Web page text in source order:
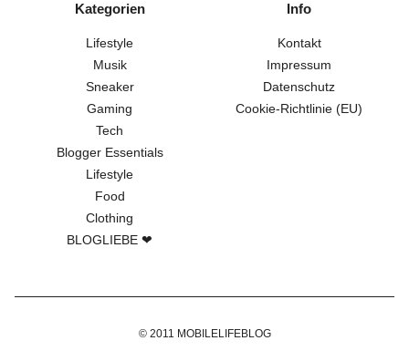
Kategorien
Lifestyle
Musik
Sneaker
Gaming
Tech
Blogger Essentials
Lifestyle
Food
Clothing
BLOGLIEBE ❤
Info
Kontakt
Impressum
Datenschutz
Cookie-Richtlinie (EU)
© 2011 MOBILELIFEBLOG